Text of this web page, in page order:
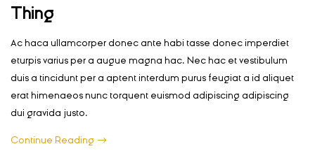
Thing
Ac haca ullamcorper donec ante habi tasse donec imperdiet
eturpis varius per a augue magna hac. Nec hac et vestibulum
duis a tincidunt per a aptent interdum purus feugiat a id aliquet
erat himenaeos nunc torquent euismod adipiscing adipiscing
dui gravida justo.
Continue Reading